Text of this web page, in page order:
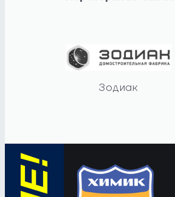
Зодиак